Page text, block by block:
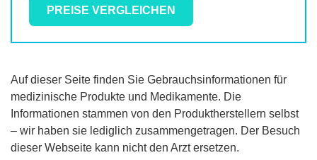
PREISE VERGLEICHEN
Auf dieser Seite finden Sie Gebrauchsinformationen für
medizinische Produkte und Medikamente. Die
Informationen stammen von den Produktherstellern selbst
– wir haben sie lediglich zusammengetragen. Der Besuch
dieser Webseite kann nicht den Arzt ersetzen.